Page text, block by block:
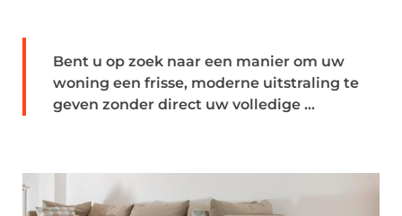
Bent u op zoek naar een manier om uw
woning een frisse, moderne uitstraling te
geven zonder direct uw volledige ...